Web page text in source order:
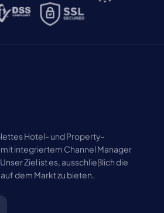
Hotel- und Property-
integriertem Channel Manager
Ziel ist es, ausschließlich die
dem Markt zu bieten.